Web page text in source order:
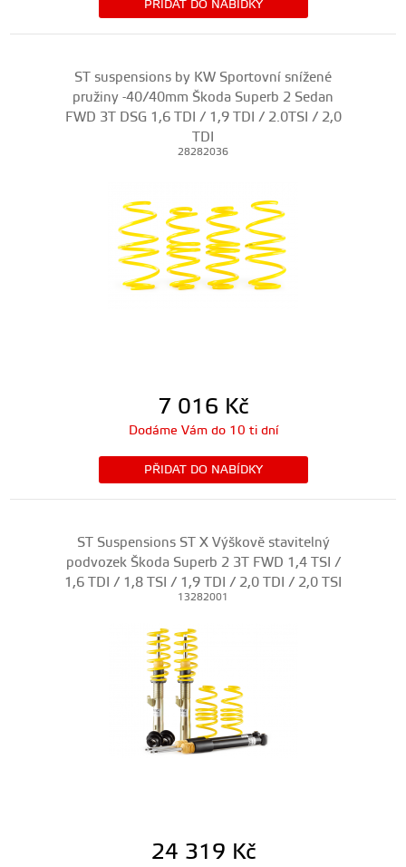
PŘIDAT DO NABÍDKY
ST suspensions by KW Sportovní snížené
pružiny -40/40mm Škoda Superb 2 Sedan
FWD 3T DSG 1,6 TDI / 1,9 TDI / 2.0TSI / 2,0
TDI
28282036
7 016 Kč
Dodáme Vám do 10 ti dní
PŘIDAT DO NABÍDKY
ST Suspensions ST X Výškově stavitelný
podvozek Škoda Superb 2 3T FWD 1,4 TSI /
1,6 TDI / 1,8 TSI / 1,9 TDI / 2,0 TDI / 2,0 TSI
13282001
24 319 Kč